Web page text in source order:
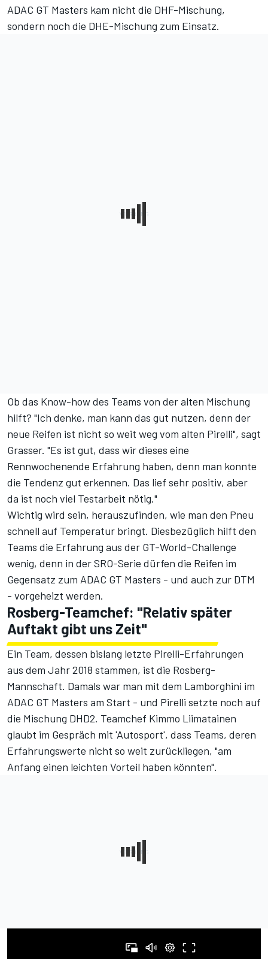
ADAC GT Masters kam nicht die DHF-Mischung,
sondern noch die DHE-Mischung zum Einsatz.
Ob das Know-how des Teams von der alten Mischung
hilft? "Ich denke, man kann das gut nutzen, denn der
neue Reifen ist nicht so weit weg vom alten Pirelli", sagt
Grasser. "Es ist gut, dass wir dieses eine
Rennwochenende Erfahrung haben, denn man konnte
die Tendenz gut erkennen. Das lief sehr positiv, aber
da ist noch viel Testarbeit nötig."
Wichtig wird sein, herauszufinden, wie man den Pneu
schnell auf Temperatur bringt. Diesbezüglich hilft den
Teams die Erfahrung aus der GT-World-Challenge
wenig, denn in der SRO-Serie dürfen die Reifen im
Gegensatz zum ADAC GT Masters - und auch zur DTM
- vorgeheizt werden.
Rosberg-Teamchef: "Relativ später
Auftakt gibt uns Zeit"
Ein Team, dessen bislang letzte Pirelli-Erfahrungen
aus dem Jahr 2018 stammen, ist die Rosberg-
Mannschaft. Damals war man mit dem Lamborghini im
ADAC GT Masters am Start - und Pirelli setzte noch auf
die Mischung DHD2. Teamchef Kimmo Liimatainen
glaubt im Gespräch mit 'Autosport', dass Teams, deren
Erfahrungswerte nicht so weit zurückliegen, "am
Anfang einen leichten Vorteil haben könnten".